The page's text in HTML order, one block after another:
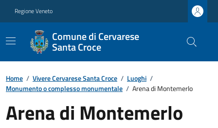
Regione Veneto
Comune di Cervarese
Santa Croce
Home / Vivere Cervarese Santa Croce / Luoghi /
Monumento o complesso monumentale / Arena di Montemerlo
Arena di Montemerlo